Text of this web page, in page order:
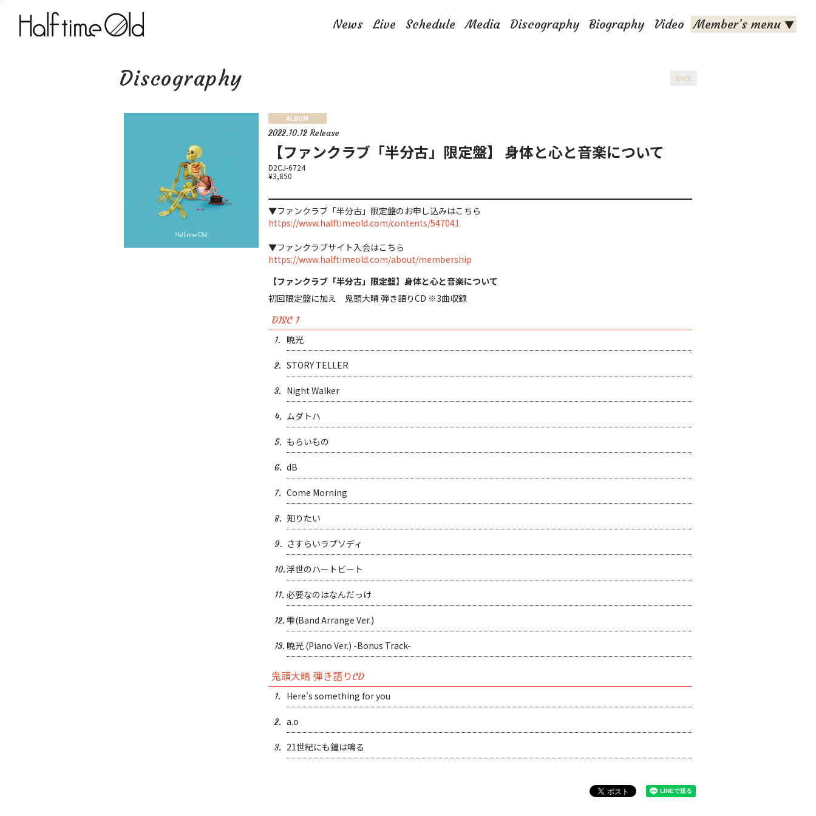
News Live Schedule Media Discography Biography Video Member’s menu ▼
Discography BACK
ALBUM
2022.10.12 Release
【ファンクラブ「半分古」限定盤】 身体と心と音楽について
D2CJ-6724
¥3,850
▼ファンクラブ「半分古」限定盤のお申し込みはこちら
https://www.halftimeold.com/contents/547041
▼ファンクラブサイト入会はこちら
https://www.halftimeold.com/about/membership
【ファンクラブ「半分古」限定盤】身体と心と音楽について
初回限定盤に加え 鬼頭大晴 弾き語りCD ※3曲収録
DISC 1
1. 暁光
2. STORY TELLER
3. Night Walker
4. ムダトハ
5. もらいもの
6. dB
7. Come Morning
8. 知りたい
9. さすらいラプソディ
10.浮世のハートビート
11. 必要なのはなんだっけ
12. 雫(Band Arrange Ver.)
13. 暁光 (Piano Ver.) -Bonus Track-
鬼頭大晴 弾き語りCD
1. Here's something for you
2. a.o
3. 21世紀にも鐘は鳴る